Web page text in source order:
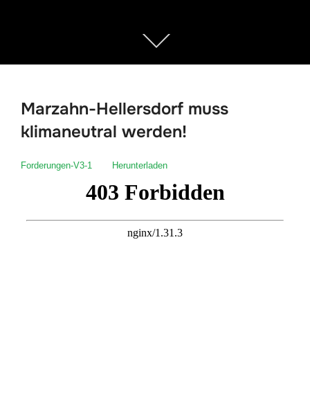
Zum
Inhalt
Marzahn-Hellersdorf muss
klimaneutral werden!
Forderungen-V3-1 Herunterladen